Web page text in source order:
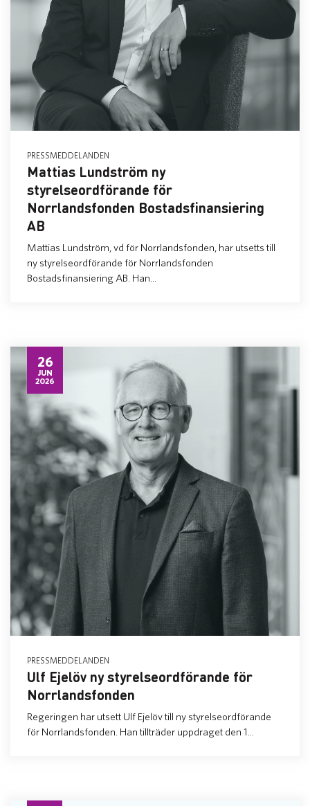
PRESSMEDDELANDEN
Mattias Lundström ny
styrelseordförande för
Norrlandsfonden Bostadsfinansiering
AB
Mattias Lundström, vd för Norrlandsfonden, har utsetts till
ny styrelseordförande för Norrlandsfonden
Bostadsfinansiering AB. Han...
26
JUN
2026
PRESSMEDDELANDEN
Ulf Ejelöv ny styrelseordförande för
Norrlandsfonden
Regeringen har utsett Ulf Ejelöv till ny styrelseordförande
för Norrlandsfonden. Han tillträder uppdraget den 1...